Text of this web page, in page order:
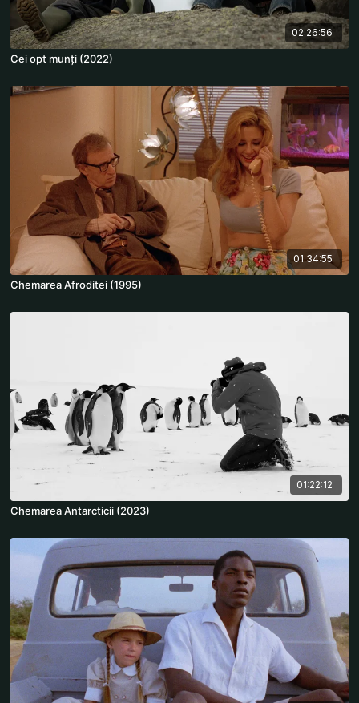
02:26:56
Cei opt munți (2022)
01:34:55
Chemarea Afroditei (1995)
01:22:12
Chemarea Antarcticii (2023)